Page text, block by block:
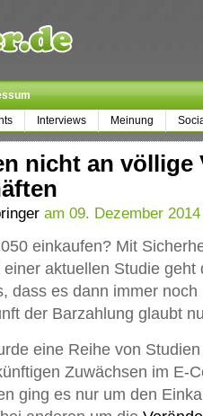
Interviews Meinung
nicht an völlige
am 09. Dezember
einkaufen? Mit
aktuellen Studie geht
dass es dann immer
der Barzahlung glaubt
eine Reihe von
Zuwächsen im E-
ging es nur um den